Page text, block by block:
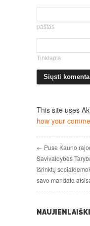
paštas
Tinklapis
This site uses
how your
← Puse Kauno
Savivaldybės
išrinktų
savo mandato